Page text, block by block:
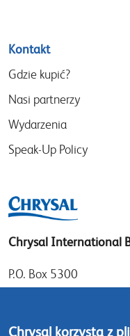
Kontakt
Gdzie kupić?
Nasi partnerzy
Wydarzenia
Speak-Up Policy
Chrysal International
P.O. Box 5300
Chrysal korzysta z